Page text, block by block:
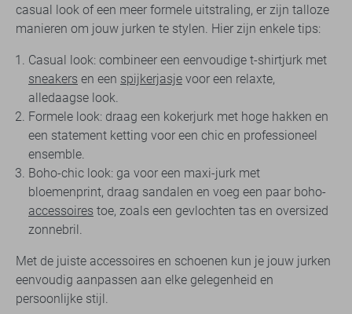
casual look of een meer formele uitstraling, er zijn talloze
manieren om jouw jurken te stylen. Hier zijn enkele tips:
Casual look: combineer een eenvoudige t-shirtjurk met
sneakers en een spijkerjasje voor een relaxte,
alledaagse look.
Formele look: draag een kokerjurk met hoge hakken en
een statement ketting voor een chic en professioneel
ensemble.
Boho-chic look: ga voor een maxi-jurk met
bloemenprint, draag sandalen en voeg een paar boho-
accessoires toe, zoals een gevlochten tas en oversized
zonnebril.
Met de juiste accessoires en schoenen kun je jouw jurken
eenvoudig aanpassen aan elke gelegenheid en
persoonlijke stijl.